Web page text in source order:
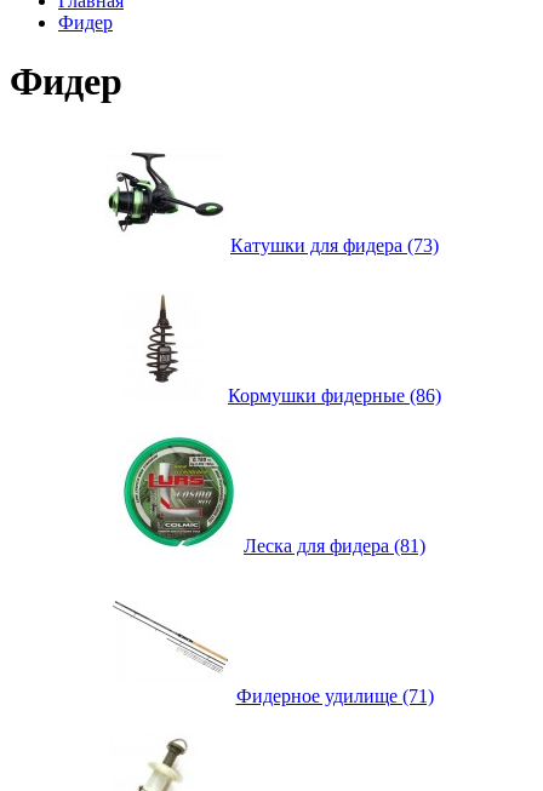
Фидер
Фидер
Катушки для фидера (73)
Кормушки фидерные (86)
Леска для фидера (81)
Фидерное удилище (71)